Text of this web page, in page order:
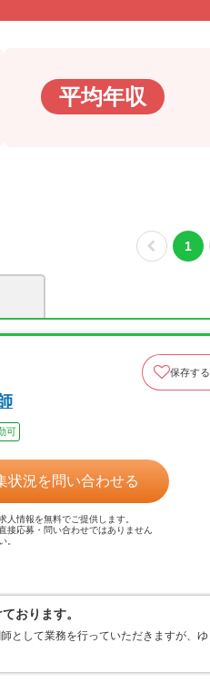
平均年収
1
保存する
可
状況を問い合わせる
人情報を無料でご提供します。
接応募・問い合わせではありません
。
おります。
として業務を行っていただきますが、ゆ